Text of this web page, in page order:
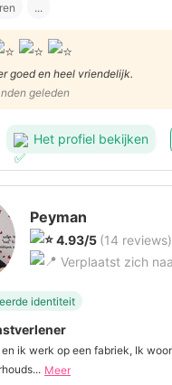
...
goed en heel vriendelijk.
geleden
Het profiel bekijken
Peyman
4.93/5 (14 reviews)
Verplaatst zich
identiteit
ik werk op een fabriek, Ik
Meer